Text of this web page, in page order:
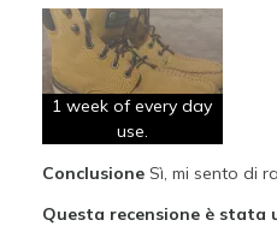
Casual Wear
Width
Feels true
Sizing
Feels true
View On Shoes
1 week of every day
use.
ConclusioneSì, mi sento di
Questa recensione è stata